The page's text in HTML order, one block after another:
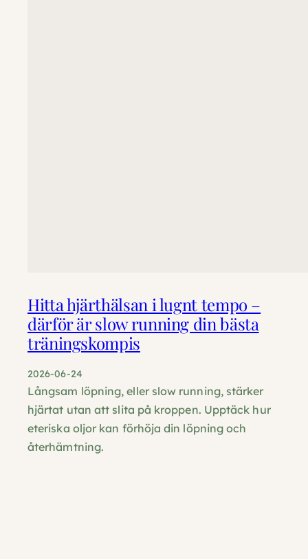
Hitta hjärthälsan i lugnt tempo –
därför är slow running din bästa
träningskompis
2026-06-24
Långsam löpning, eller slow running, stärker
hjärtat utan att slita på kroppen. Upptäck hur
eteriska oljor kan förhöja din löpning och
återhämtning.